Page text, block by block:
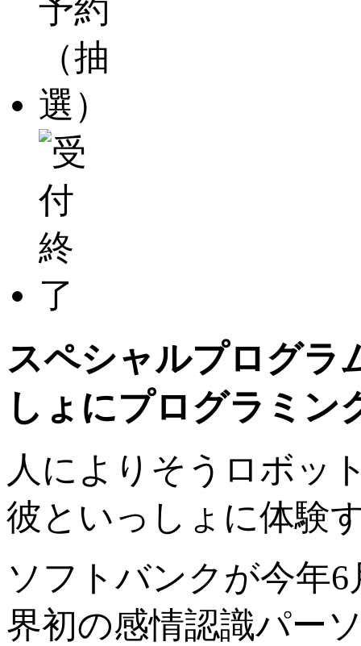
スペシャルプログラ
しょにプログラミン
人によりそうロボッ
彼といっしょに体験
ソフトバンクが今年
界初の感情認識パー